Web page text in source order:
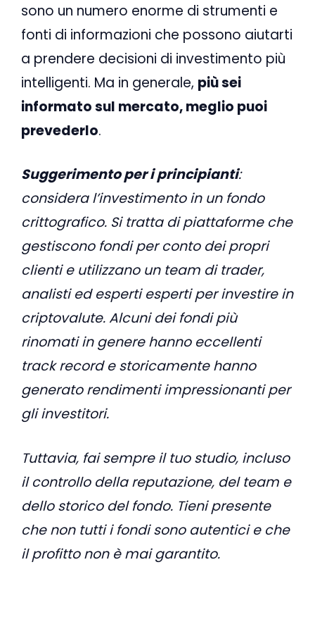
sono un numero enorme di strumenti e
fonti di informazioni che possono aiutarti
a prendere decisioni di investimento più
intelligenti. Ma in generale, più sei
informato sul mercato, meglio puoi
prevederlo.
Suggerimento per i principianti:
considera l’investimento in un fondo
crittografico. Si tratta di piattaforme che
gestiscono fondi per conto dei propri
clienti e utilizzano un team di trader,
analisti ed esperti esperti per investire in
criptovalute. Alcuni dei fondi più
rinomati in genere hanno eccellenti
track record e storicamente hanno
generato rendimenti impressionanti per
gli investitori.
Tuttavia, fai sempre il tuo studio, incluso
il controllo della reputazione, del team e
dello storico del fondo. Tieni presente
che non tutti i fondi sono autentici e che
il profitto non è mai garantito.